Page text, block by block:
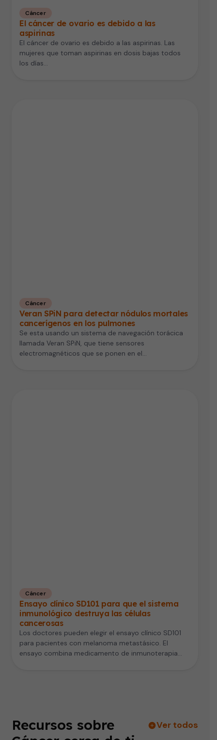
Cáncer
El cáncer de ovario es debido a las
aspirinas
El cáncer de ovario es debido a las aspirinas. Las
mujeres que toman aspirinas en dosis bajas todos
los días…
Cáncer
Veran SPiN para detectar nódulos mortales
cancerígenos en los pulmones
Se esta usando un sistema de navegación torácica
llamada Veran SPiN, que tiene sensores
electromagnéticos que se ponen en el…
Cáncer
Ensayo clínico SD101 para que el sistema
inmunológico destruya las células
cancerosas
Los doctores pueden elegir el ensayo clínico SD101
para pacientes con melanoma metastásico. El
ensayo combina medicamento de inmunoterapia
Recursos sobre
Ver todos